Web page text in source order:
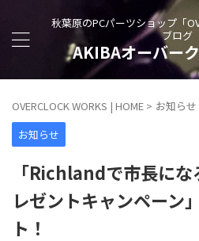
秋葉原のPCパーツショップ「
ブログ
AKIBAオーバー
OVERCLOCK WORKS | HOME > お知らせ
お知らせ
「Richlandで市長に
レゼントキャンペーン
ト！